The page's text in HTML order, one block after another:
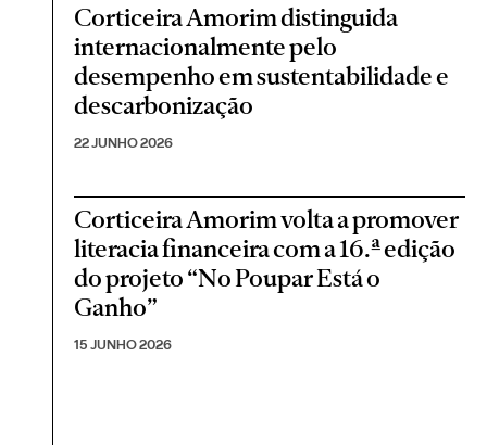
Corticeira Amorim distinguida
internacionalmente pelo
desempenho em sustentabilidade e
descarbonização
22 JUNHO 2026
Corticeira Amorim volta a promover
literacia financeira com a 16.ª edição
do projeto “No Poupar Está o
Ganho”
15 JUNHO 2026